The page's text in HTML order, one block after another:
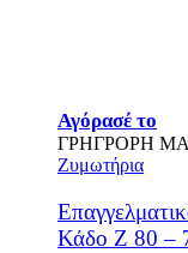
Αγόρασέ το
ΓΡΗΓΡΟΡΗ
Ζυμωτήρια
Κάδο Z 80 –